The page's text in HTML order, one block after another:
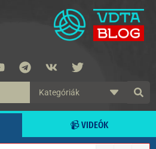
📹 VIDEÓK